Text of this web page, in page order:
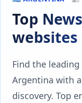
Top
Find the
Argentina with
discovery. Top